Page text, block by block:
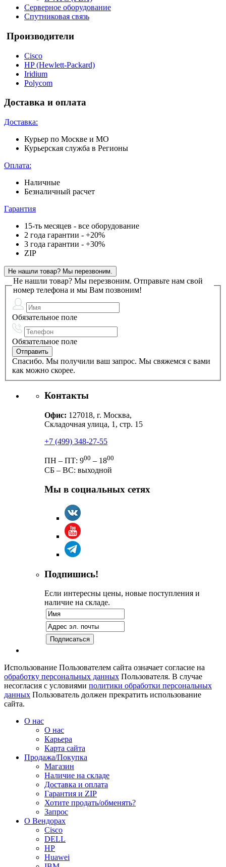
Серверное оборудование
Спутниковая связь
Производители
Cisco
HP (Hewlett-Packard)
Iridium
Polycom
Доставка и оплата
Доставка:
Курьер по Москве и МО
Курьерская служба в Регионы
Оплата:
Наличные
Безналичный расчет
Гарантия
15-ть месяцев - все оборудование
2 года гарантии - +20%
3 года гарантии - +30%
ZIP
Не нашли товар? Мы перезвоним.
Не нашли товар? Мы перезвоним. Отправьте нам свой
номер телефона и мы Вам позвоним!
Обязательное поле
Обязательное поле
Спасибо. Мы получили ваш запрос. Мы свяжемся с вами
как можно скорее.
Контакты
Офис: 127018, г. Москва,
Складочная улица, 1, стр. 15
+7 (499) 348-27-55
ПН – ПТ: 900 – 1800
СБ – ВС: выходной
Мы в социальных сетях
Подпишись!
Если интересны цены, новые поступления и
наличие на складе.
Использование Пользователем сайта означает согласие на
обработку персональных данных Пользователя. В случае
несогласия с условиями политики обработки персональных
данных Пользователь должен прекратить использование
сайта.
О нас
О нас
Карьера
Карта сайта
Продажа/Покупка
Магазин
Наличие на складе
Доставка и оплата
Гарантия и ZIP
Хотите продать/обменять?
Запрос
О Вендорах
Cisco
DELL
HP
Huawei